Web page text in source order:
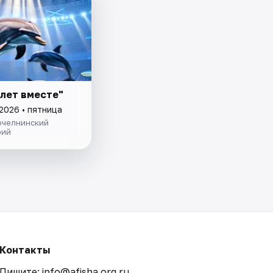
вместе"
• пятница
Контакты